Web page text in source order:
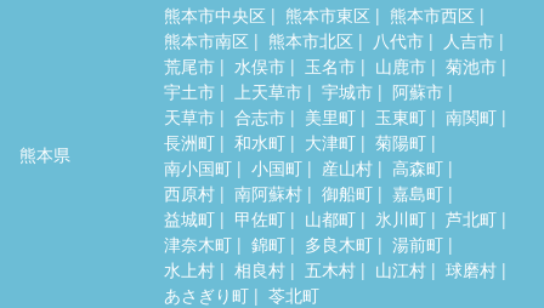
熊本県
熊本市中央区 熊本市東区
熊本市西区
熊本市南区
熊本市北区 八代市
人吉市
荒尾市
水俣市 玉名市 山鹿市
菊池市
宇土市
上天草市 宇城市
阿蘇市
天草市
合志市 美里町 玉東町
南関町
長洲町
和水町 大津町
菊陽町
南小国町
小国町 産山村
高森町
西原村
南阿蘇村 御船町
嘉島町
益城町
甲佐町 山都町 氷川町
芦北町
津奈木町
錦町 多良木町
湯前町
水上村
相良村 五木村 山江村
球磨村
あさぎり町
苓北町